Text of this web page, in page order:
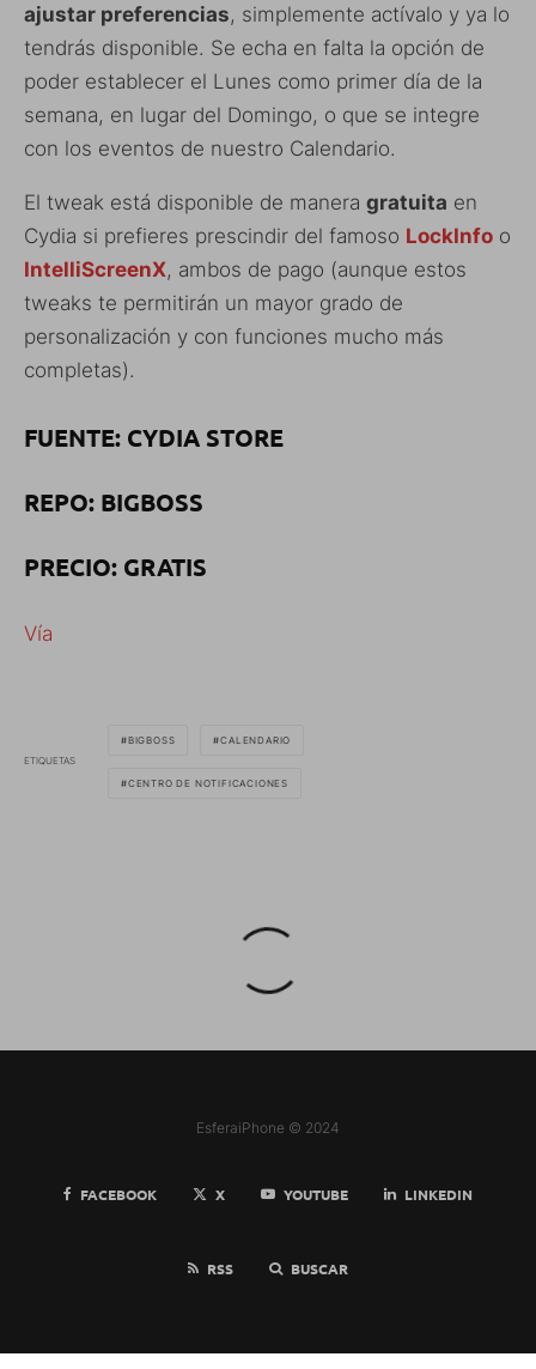
ajustar preferencias, simplemente actívalo y ya lo
tendrás disponible. Se echa en falta la opción de
poder establecer el Lunes como primer día de la
semana, en lugar del Domingo, o que se integre
con los eventos de nuestro Calendario.
El tweak está disponible de manera gratuita en
Cydia si prefieres prescindir del famoso LockInfo o
IntelliScreenX, ambos de pago (aunque estos
tweaks te permitirán un mayor grado de
personalización y con funciones mucho más
completas).
FUENTE: CYDIA STORE
REPO: BIGBOSS
PRECIO: GRATIS
Vía
ETIQUETAS
BIGBOSS CALENDARIO
CENTRO DE NOTIFICACIONES
EsferaiPhone © 2024
FACEBOOK X YOUTUBE LINKEDIN
RSS BUSCAR